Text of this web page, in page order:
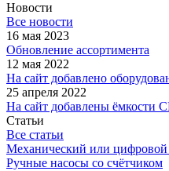
Новости
Все новости
16 мая 2023
Обновление ассортимента
12 мая 2022
На сайт добавлено
25 апреля 2022
На сайт добавлены ёмкости
Статьи
Все статьи
Механический или цифровой
Ручные насосы со счётчиком